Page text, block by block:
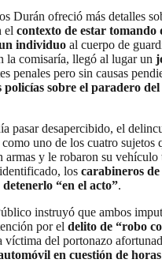
Durán ofreció más detalles
el contexto de estar tomando
individuo al cuerpo de
la comisaría, llegó al lugar un
penales pero sin causas
policías sobre el paradero
pasar desapercibido, el
como uno de los cuatro sujetos
armas y le robaron su vehículo
los carabineros
“en el acto”.
instruyó que ambos
por el delito de “robo
víctima del portonazo
en cuestión de horas